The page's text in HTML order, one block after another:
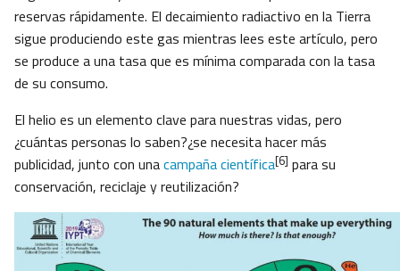
reservas rápidamente. El decaimiento radiactivo en la Tierra
sigue produciendo este gas mientras lees este artículo, pero
se produce a una tasa que es mínima comparada con la tasa
de su consumo.
El helio es un elemento clave para nuestras vidas, pero
¿cuántas personas lo saben?¿se necesita hacer más
publicidad, junto con unacampaña científica[6] para su
conservación, reciclaje y reutilización?